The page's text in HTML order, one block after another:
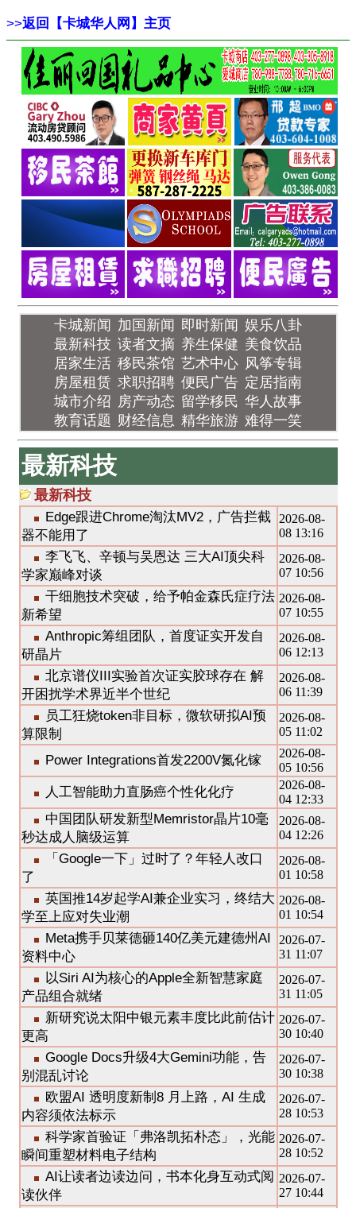
>>返回【卡城华人网】主页
卡城新闻 加国新闻 即时新闻 娱乐八卦
最新科技 读者文摘 养生保健 美食饮品
居家生活 移民茶馆 艺术中心 风筝专辑
房屋租赁 求职招聘 便民广告 定居指南
城市介绍 房产动态 留学移民 华人故事
教育话题 财经信息 精华旅游 难得一笑
最新科技
最新科技
Edge跟进Chrome淘汰MV2，广告拦截
器不能用了
2026-08-
08 13:16
李飞飞、辛顿与吴恩达 三大AI顶尖科
学家巅峰对谈
2026-08-
07 10:56
干细胞技术突破，给予帕金森氏症疗法
新希望
2026-08-
07 10:55
Anthropic筹组团队，首度证实开发自
研晶片
2026-08-
06 12:13
北京谱仪III实验首次证实胶球存在 解
开困扰学术界近半个世纪
2026-08-
06 11:39
员工狂烧token非目标，微软研拟AI预
算限制
2026-08-
05 11:02
Power Integrations首发2200V氮化镓
2026-08-
05 10:56
人工智能助力直肠癌个性化化疗
2026-08-
04 12:33
中国团队研发新型Memristor晶片10毫
秒达成人脑级运算
2026-08-
04 12:26
「Google一下」过时了？年轻人改口
了
2026-08-
01 10:58
英国推14岁起学AI兼企业实习，终结大
学至上应对失业潮
2026-08-
01 10:54
Meta携手贝莱德砸140亿美元建德州AI
资料中心
2026-07-
31 11:07
以Siri AI为核心的Apple全新智慧家庭
产品组合就绪
2026-07-
31 11:05
新研究说太阳中银元素丰度比此前估计
更高
2026-07-
30 10:40
Google Docs升级4大Gemini功能，告
别混乱讨论
2026-07-
30 10:38
欧盟AI 透明度新制8 月上路，AI 生成
内容须依法标示
2026-07-
28 10:53
科学家首验证「弗洛凯拓朴态」，光能
瞬间重塑材料电子结构
2026-07-
28 10:52
AI让读者边读边问，书本化身互动式阅
读伙伴
2026-07-
27 10:44